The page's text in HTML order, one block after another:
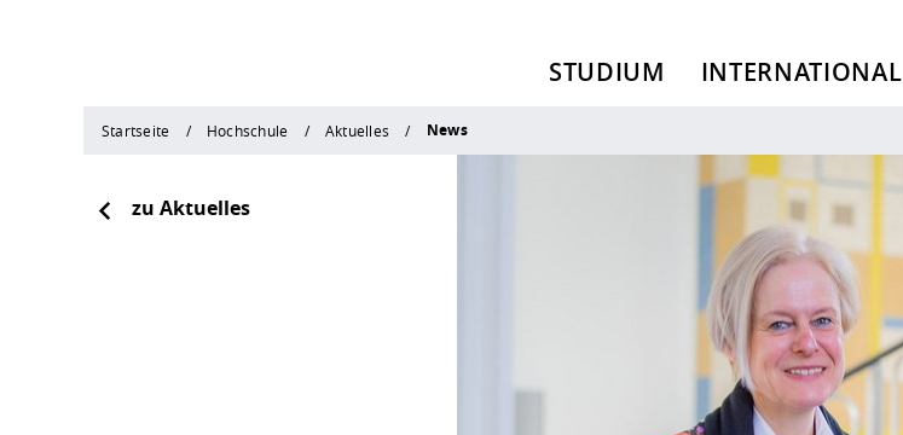
STUDIUM INTERNATIONAL
Startseite Hochschule Aktuelles News
zu Aktuelles